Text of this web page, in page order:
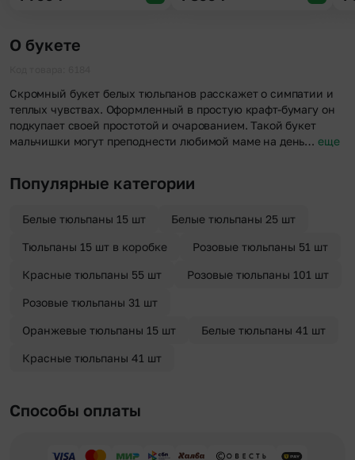
О букете
Скромный букет белых тюльпанов расскажет о симпатии и
теплых чувствах. Оформленный в простую крафт-бумагу он
подкупает своей простотой и очарованием. Такой букет
мальчишки могут преподнести любимой маме на день… еще
Популярные категории
Белые тюльпаны 15 шт Белые тюльпаны 25 шт
Тюльпаны 15 шт в коробке Розовые тюльпаны 51 шт
Красные тюльпаны 55 шт Розовые тюльпаны 101 шт
Розовые тюльпаны 31 шт
Оранжевые тюльпаны 15 шт Белые тюльпаны 41 шт
Красные тюльпаны 41 шт
Способы оплаты